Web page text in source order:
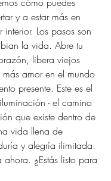
y a estar más en
Los pasos son
la vida. Abre tu
libera viejos
amor en el mundo
presente. Este es el
- el camino
que existe dentro de
vida llena de
y alegría ilimitada.
¿Estás listo para